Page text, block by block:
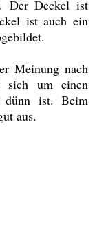
Der Deckel ist
ist auch ein
Meinung nach
sich um einen
dünn ist. Beim
aus.